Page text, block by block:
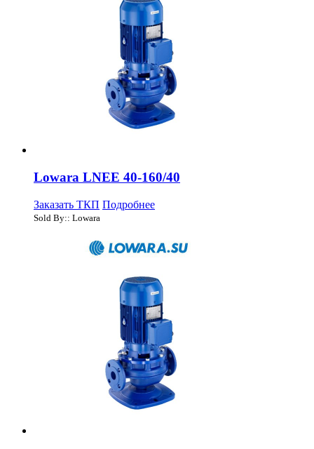
Lowara LNEE 40-160/40
Заказать ТКП Подробнее
Sold By:: Lowara